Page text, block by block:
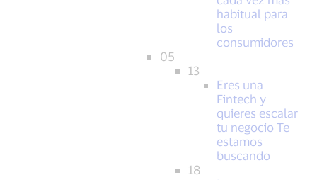
habitual para
los
consumidores
05
13
Eres una
Fintech y
quieres escalar
tu negocio Te
estamos
buscando
18